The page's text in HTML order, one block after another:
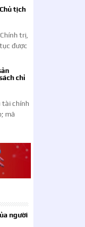
tịch
trị,
được
chỉ
tài chính
mã
người